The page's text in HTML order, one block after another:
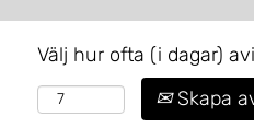
Välj hur ofta (i dagar)
Skapa